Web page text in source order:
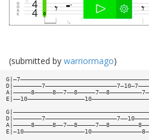
(submitted by warriormago)